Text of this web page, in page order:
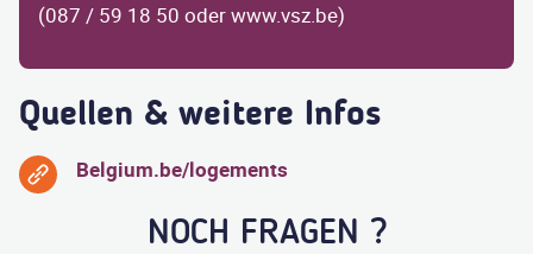
(087 / 59 18 50 oder www.vsz.be)
Quellen & weitere Infos
Belgium.be/logements
NOCH FRAGEN ?